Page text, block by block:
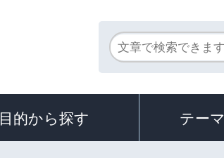
目的から探す テー